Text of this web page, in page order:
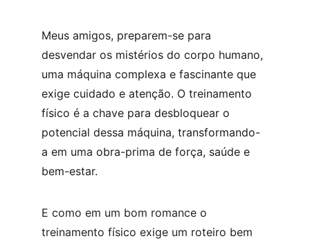
Meus amigos, preparem-se para
desvendar os mistérios do corpo humano,
uma máquina complexa e fascinante que
exige cuidado e atenção. O treinamento
físico é a chave para desbloquear o
potencial dessa máquina, transformando-
a em uma obra-prima de força, saúde e
bem-estar.
E como em um bom romance o
treinamento físico exige um roteiro bem